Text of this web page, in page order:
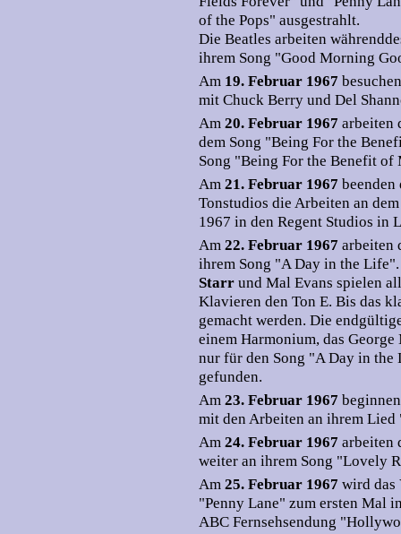
of the Pops" ausgestrahlt.
Die Beatles arbeiten
ihrem Song "Good Morning
Am 19. Februar 1967
mit Chuck Berry und Del
Am 20. Februar 1967 arbeiten
dem Song "Being For the
Song "Being For the Benefit of
Am 21. Februar 1967
Tonstudios die Arbeiten an
1967 in den Regent Studios in
Am 22. Februar 1967 arbeiten
ihrem Song "A Day in the
Starr und Mal Evans spielen
Klavieren den Ton E. Bis das
gemacht werden. Die
einem Harmonium, das
nur für den Song "A Day in the
gefunden.
Am 23. Februar 1967
mit den Arbeiten an ihrem
Am 24. Februar 1967 arbeiten
weiter an ihrem Song "Lovely
Am 25. Februar 1967 wird das
"Penny Lane" zum ersten Mal
ABC Fernsehsendung